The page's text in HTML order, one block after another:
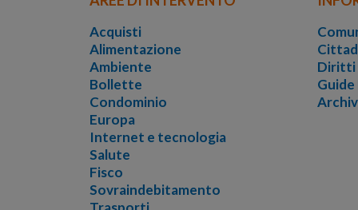
Acquisti
Alimentazione
Ambiente
Bollette
Condominio
Europa
Internet e tecnologia
Salute
Fisco
Sovraindebitamento
Diritti